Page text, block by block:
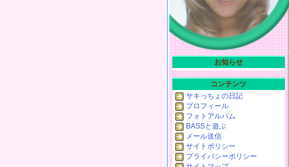
お知らせ
コンテンツ
サキっちょの日記
プロフィール
フォトアルバム
BASSと遊ぶ
メール送信
サイトポリシー
プライバシーポリシー